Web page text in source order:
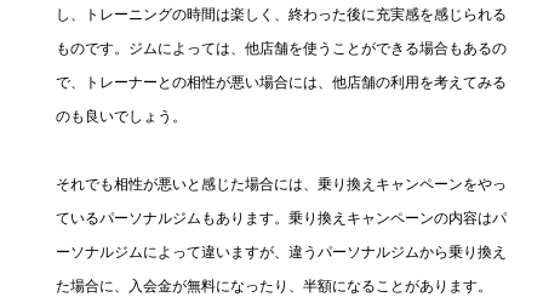
し、トレーニングの時間は楽しく、終わった後に充実感を感じられる
ものです。ジムによっては、他店舗を使うことができる場合もあるの
で、トレーナーとの相性が悪い場合には、他店舗の利用を考えてみる
のも良いでしょう。
それでも相性が悪いと感じた場合には、乗り換えキャンペーンをやっ
ているパーソナルジムもあります。乗り換えキャンペーンの内容はパ
ーソナルジムによって違いますが、違うパーソナルジムから乗り換え
た場合に、入会金が無料になったり、半額になることがあります。